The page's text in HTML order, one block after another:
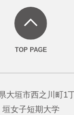
大垣市西之川町1
垣女子短期大学